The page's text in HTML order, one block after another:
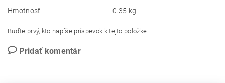
Hmotnosť 0.35 kg
Buďte prvý, kto napíše príspevok k tejto položke.
Pridať komentár